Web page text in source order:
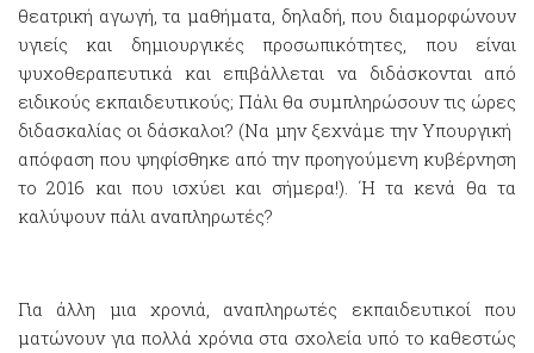
θεατρική αγωγή, τα μαθήματα, δηλαδή, που διαμορφώνουν
υγιείς και δημιουργικές προσωπικότητες, που είναι
ψυχοθεραπευτικά και επιβάλλεται να διδάσκονται από
ειδικούς εκπαιδευτικούς; Πάλι θα συμπληρώσουν τις ώρες
διδασκαλίας οι δάσκαλοι? (Να μην ξεχνάμε την Υπουργική
απόφαση που ψηφίσθηκε από την προηγούμενη κυβέρνηση
το 2016 και που ισχύει και σήμερα!). ΄Η τα κενά θα τα
καλύψουν πάλι αναπληρωτές?
Για άλλη μια χρονιά, αναπληρωτές εκπαιδευτικοί που
ματώνουν για πολλά χρόνια στα σχολεία υπό το καθεστώς